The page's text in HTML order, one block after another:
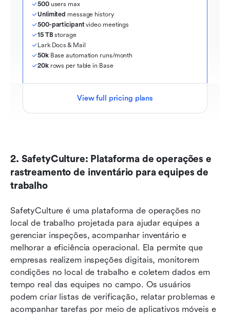
500 users max
Unlimited message history
500-participant video meetings
15 TB storage
Lark Docs & Mail
50k Base automation runs/month
20k rows per table in Base
View full pricing plans
2. SafetyCulture: Plataforma de operações e
rastreamento de inventário para equipes de
trabalho
SafetyCulture é uma plataforma de operações no
local de trabalho projetada para ajudar equipes a
gerenciar inspeções, acompanhar inventário e
melhorar a eficiência operacional. Ela permite que
empresas realizem inspeções digitais, monitorem
condições no local de trabalho e coletem dados em
tempo real das equipes no campo. Os usuários
podem criar listas de verificação, relatar problemas e
acompanhar tarefas por meio de aplicativos móveis e